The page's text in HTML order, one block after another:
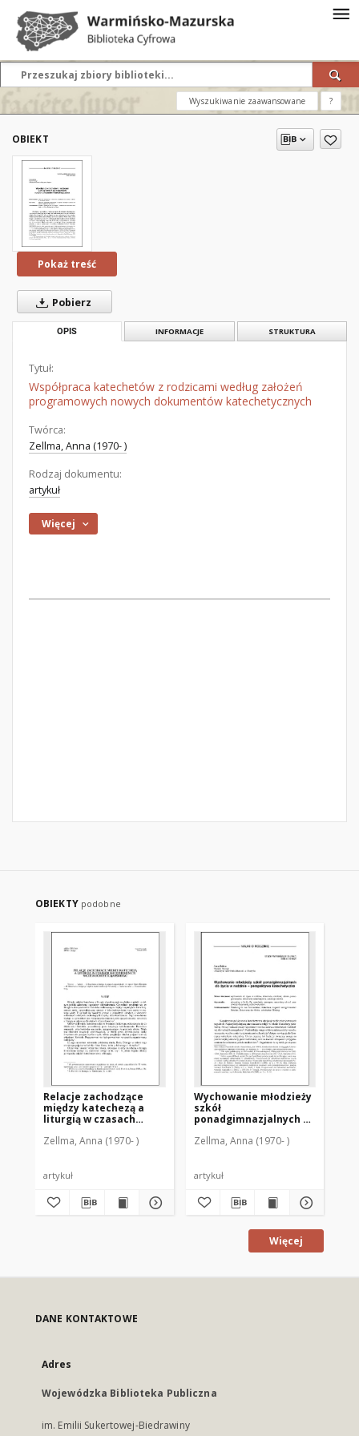
Wyszukiwanie zaawansowane ?
OBIEKT
Pokaż treść
Pobierz
OPIS INFORMACJE STRUKTURA
Tytuł:
Współpraca katechetów z rodzicami według założeń
programowych nowych dokumentów katechetycznych
Twórca:
Zellma, Anna (1970- )
Rodzaj dokumentu:
artykuł
Więcej
OBIEKTY podobne
Relacje zachodzące
między katechezą a
liturgią w czasach
wczesnochrześcijańskiego
Zellma, Anna (1970- )
artykuł
Wychowanie młodzieży
szkół
ponadgimnazjalnych do
perspektywa
Zellma, Anna (1970- )
artykuł
Więcej
DANE KONTAKTOWE
Adres
Wojewódzka Biblioteka Publiczna
im. Emilii Sukertowej-Biedrawiny